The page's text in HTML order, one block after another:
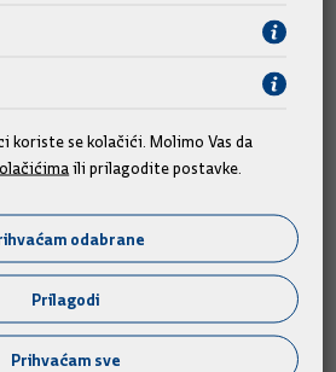
Vlade na obilježavanju
Plenković i članovi Vlade
Dana pobjede i
Dana hrvatskih branitelja i 31.
operacije "Oluja",
koriste se kolačići. Molimo Vas da
ili prilagodite postavke.
odabrane
Prilagodi
Prihvaćam sve